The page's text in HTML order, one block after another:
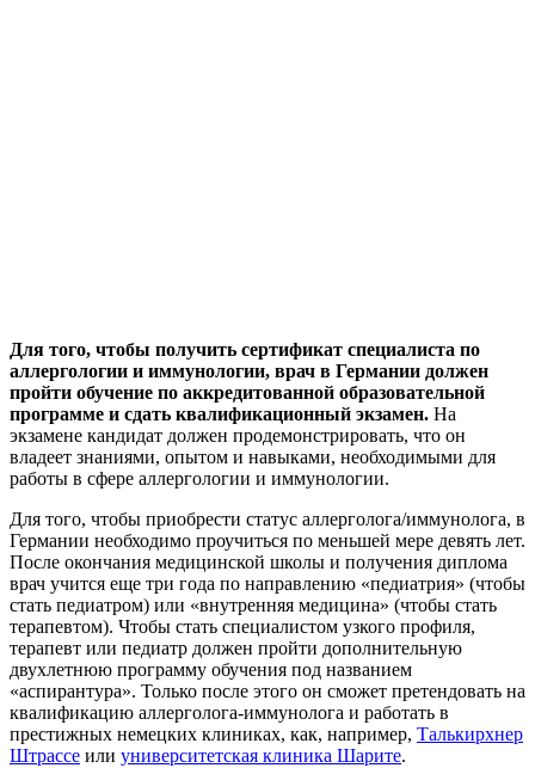
Для того, чтобы получить сертификат специалиста по
аллергологии и иммунологии, врач в Германии должен
пройти обучение по аккредитованной образовательной
программе и сдать квалификационный экзамен. На
экзамене кандидат должен продемонстрировать, что он
владеет знаниями, опытом и навыками, необходимыми для
работы в сфере аллергологии и иммунологии.
Для того, чтобы приобрести статус аллерголога/иммунолога, в
Германии необходимо проучиться по меньшей мере девять лет.
После окончания медицинской школы и получения диплома
врач учится еще три года по направлению «педиатрия» (чтобы
стать педиатром) или «внутренняя медицина» (чтобы стать
терапевтом). Чтобы стать специалистом узкого профиля,
терапевт или педиатр должен пройти дополнительную
двухлетнюю программу обучения под названием
«аспирантура». Только после этого он сможет претендовать на
квалификацию аллерголога-иммунолога и работать в
престижных немецких клиниках, как, например, Талькирхнер
Штрассе или университетская клиника Шарите.